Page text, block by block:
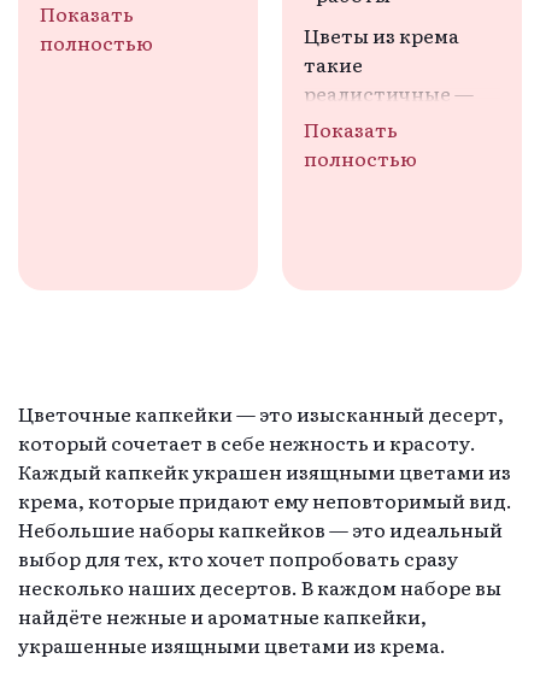
всегда очень
довольна. К
Понимаю, что не
хорошо.
Показать
полностью
Цветы из крема
такие
реалистичные —
подарок произвёл
эффект!
Показать
полностью
Цветочные капкейки — это изысканный десерт,
который сочетает в себе нежность и красоту.
Каждый капкейк украшен изящными цветами из
крема, которые придают ему неповторимый вид.
Небольшие наборы капкейков — это идеальный
выбор для тех, кто хочет попробовать сразу
несколько наших десертов. В каждом наборе вы
найдёте нежные и ароматные капкейки,
украшенные изящными цветами из крема.